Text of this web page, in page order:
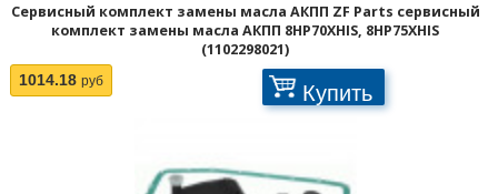
Сервисный комплект замены масла АКПП ZF Parts сервисный
комплект замены масла АКПП 8HP70XHIS, 8HP75XHIS
(1102298021)
1014.18 руб Купить